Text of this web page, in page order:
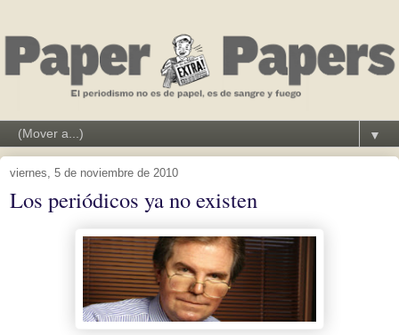
▼
viernes, 5 de noviembre de 2010
Los periódicos ya no existen